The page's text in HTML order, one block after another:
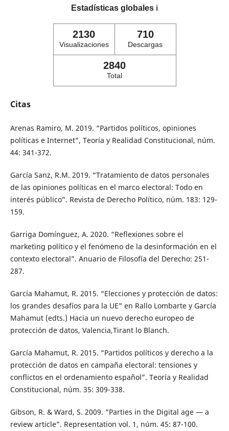
Estadísticas globales ℹ️
2130
Visualizaciones
710
Descargas
2840
Total
Citas
Arenas Ramiro, M. 2019. “Partidos políticos, opiniones
políticas e Internet”, Teoría y Realidad Constitucional, núm.
44: 341-372.
García Sanz, R.M. 2019. “Tratamiento de datos personales
de las opiniones políticas en el marco electoral: Todo en
interés público”. Revista de Derecho Político, núm. 183: 129-
159.
Garriga Domínguez, A. 2020. “Reflexiones sobre el
marketing político y el fenómeno de la desinformación en el
contexto electoral”. Anuario de Filosofía del Derecho: 251-
287.
García Mahamut, R. 2015. “Elecciones y protección de datos:
los grandes desafíos para la UE” en Rallo Lombarte y García
Mahamut (edts.) Hacia un nuevo derecho europeo de
protección de datos, Valencia,Tirant lo Blanch.
García Mahamut, R. 2015. “Partidos políticos y derecho a la
protección de datos en campaña electoral: tensiones y
conflictos en el ordenamiento español”. Teoría y Realidad
Constitucional, núm. 35: 309-338.
Gibson, R. & Ward, S. 2009. “Parties in the Digital age — a
review article”. Representation vol. 1, núm. 45: 87-100.